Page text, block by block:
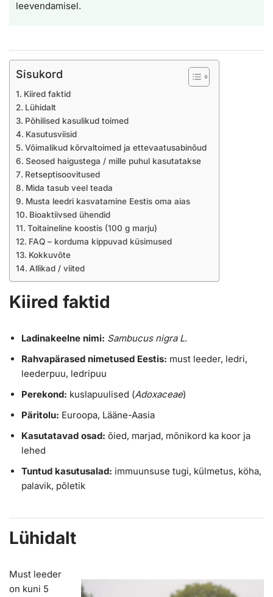
leevendamisel.
Sisukord
Kiired faktid
Lühidalt
Põhilised kasulikud toimed
Kasutusviisid
Võimalikud kõrvaltoimed ja ettevaatusabinõud
Seosed haigustega / mille puhul kasutatakse
Retseptisoovitused
Mida tasub veel teada
Musta leedri kasvatamine Eestis oma aias
Bioaktiivsed ühendid
Toitaineline koostis (100 g marju)
FAQ – korduma kippuvad küsimused
Kokkuvõte
Allikad / viited
Kiired faktid
Ladinakeelne nimi: Sambucus nigra L.
Rahvapärased nimetused Eestis: must leeder, ledri,
leederpuu, ledripuu
Perekond: kuslapuulised (Adoxaceae)
Päritolu: Euroopa, Lääne-Aasia
Kasutatavad osad: õied, marjad, mõnikord ka koor ja
lehed
Tuntud kasutusalad: immuunsuse tugi, külmetus, köha,
palavik, põletik
Lühidalt
Must leeder
on kuni 5